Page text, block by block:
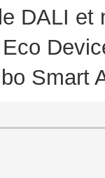
DALI
Smart